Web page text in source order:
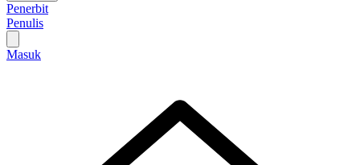
Penerbit
Penulis
Masuk